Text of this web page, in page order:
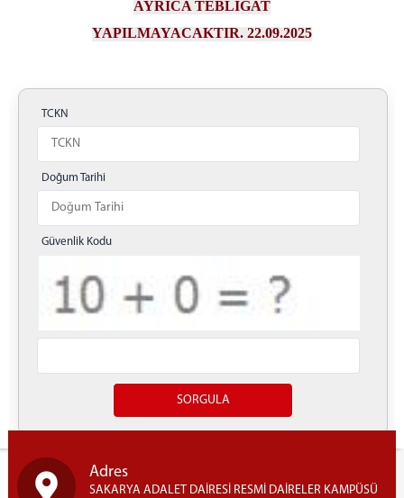
AYRICA TEBLİGAT
YAPILMAYACAKTIR. 22.09.2025
TCKN
Doğum Tarihi
Güvenlik Kodu
Yazdır
Adres
SAKARYA ADALET DAİRESİ RESMİ DAİRELER KAMPÜSÜ